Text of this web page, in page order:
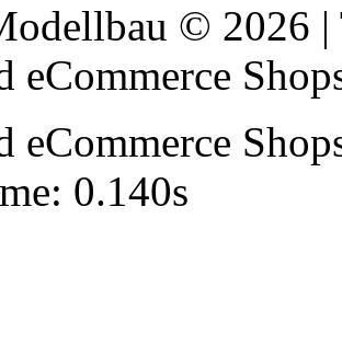
© 2026
eCommerce
eCommerce
0.140s